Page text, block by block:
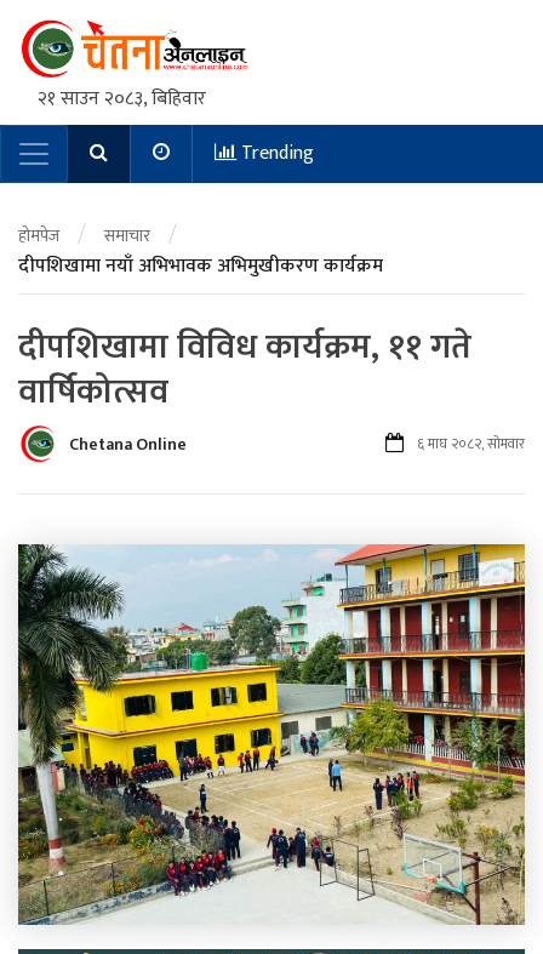
२१ साउन २०८३, बिहिवार
Main NavigationTrending
होमपेज / समाचार /
दीपशिखामा नयाँ अभिभावक अभिमुखीकरण कार्यक्रम
दीपशिखामा विविध कार्यक्रम, ११ गते
वार्षिकोत्सव
Chetana Online ६ माघ २०८२, सोमवार